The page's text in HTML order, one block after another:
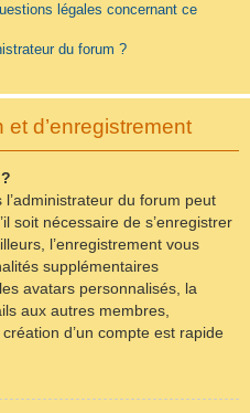
légales concernant ce
du forum ?
d’enregistrement
du forum peut
soit nécessaire de s’enregistrer
l’enregistrement vous
supplémentaires
avatars personnalisés, la
aux autres membres,
d’un compte est rapide